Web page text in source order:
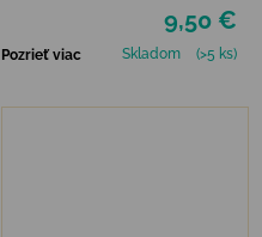
9,50 €
Pozrieť viac Skladom (>5 ks)